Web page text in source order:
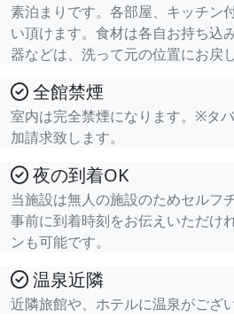
素泊まりです。各部屋、キッチン
い頂けます。食材は各自お持ち込
器などは、洗って元の位置にお戻
全館禁煙
室内は完全禁煙になります。※タ
加請求致します。
夜の到着OK
当施設は無人の施設のためセルフ
事前に到着時刻をお伝えいただけ
ンも可能です。
温泉近隣
近隣旅館や、ホテルに温泉がござ